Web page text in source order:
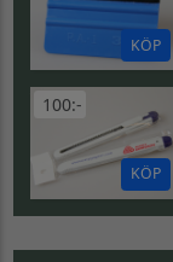
KÖP
100:-
KÖP